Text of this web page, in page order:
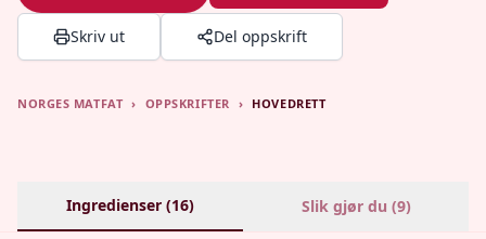
Skriv ut Del oppskrift
NORGES MATFAT › OPPSKRIFTER › HOVEDRETT
Ingredienser (16) Slik gjør du (9)